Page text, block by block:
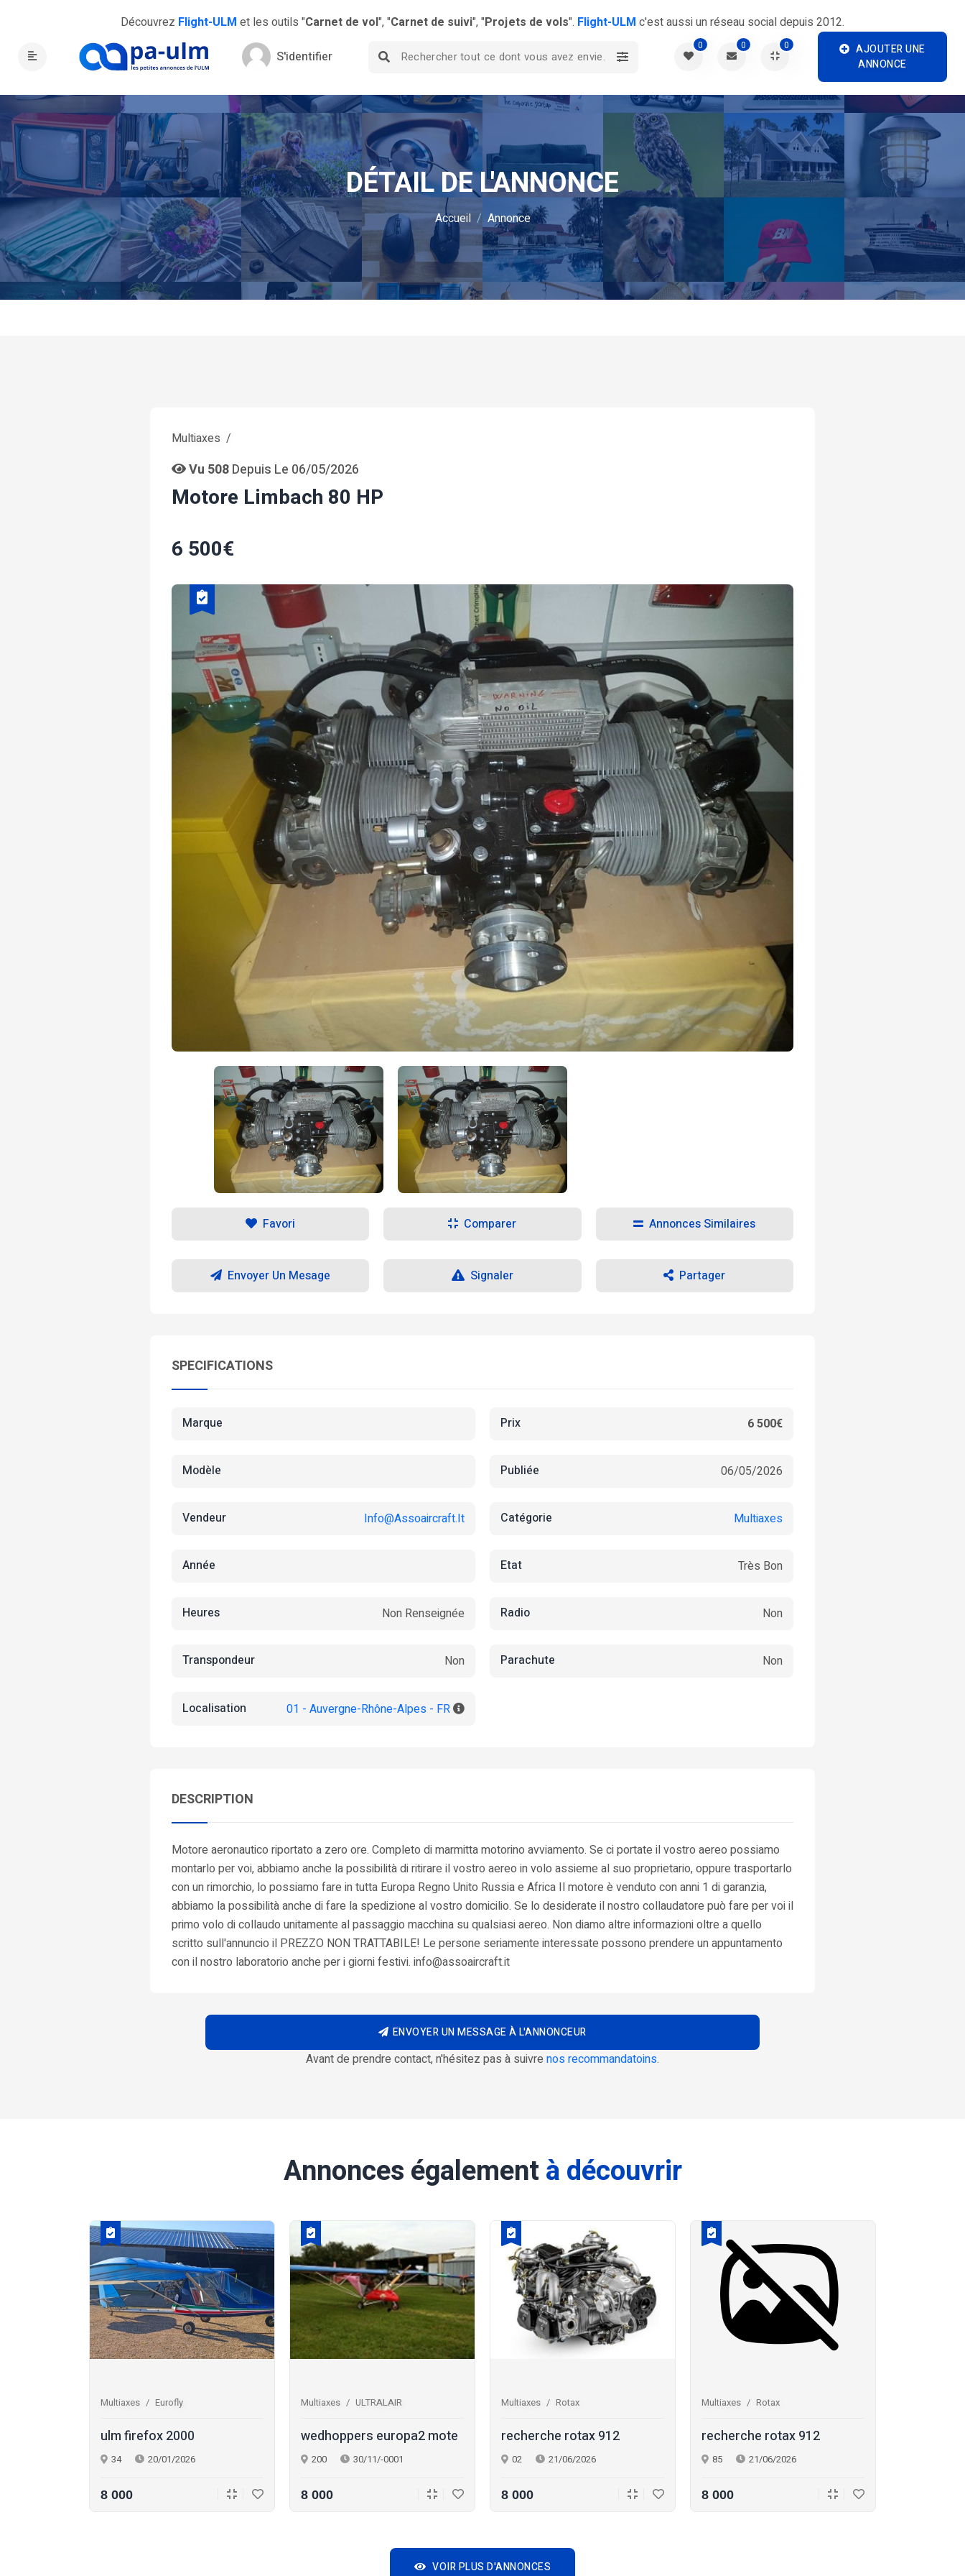
Découvrez Flight-ULM et les outils "Carnet de vol", "Carnet de suivi", "Projets de vols". Flight-ULM c'est aussi un réseau social depuis 2012.
S'identifier
0 0 0
AJOUTER UNE
ANNONCE
DÉTAIL DE L'ANNONCE
Accueil Annonce
Multiaxes
Vu 508Depuis Le 06/05/2026
Motore Limbach 80 HP
6 500€
Favori Comparer Annonces Similaires
Envoyer Un Mesage Signaler Partager
SPECIFICATIONS
Marque Prix 6 500€
Modèle Publiée 06/05/2026
Vendeur Info@assoaircraft.it Catégorie Multiaxes
Année Etat Très Bon
Heures Non Renseignée Radio Non
Transpondeur Non Parachute Non
Localisation 01 - Auvergne-Rhône-Alpes - FR
DESCRIPTION
Motore aeronautico riportato a zero ore. Completo di marmitta motorino avviamento. Se ci portate il vostro aereo possiamo
montarlo per voi, abbiamo anche la possibilità di ritirare il vostro aereo in volo assieme al suo proprietario, oppure trasportarlo
con un rimorchio, lo possiamo fare in tutta Europa Regno Unito Russia e Africa Il motore è venduto con anni 1 di garanzia,
abbiamo la possibilità anche di fare la spedizione al vostro domicilio. Se lo desiderate il nostro collaudatore può fare per voi il
primo volo di collaudo unitamente al passaggio macchina su qualsiasi aereo. Non diamo altre informazioni oltre a quello
scritto sull'annuncio il PREZZO NON TRATTABILE! Le persone seriamente interessate possono prendere un appuntamento
con il nostro laboratorio anche per i giorni festivi. info@assoaircraft.it
ENVOYER UN MESSAGE À L'ANNONCEUR
Avant de prendre contact, n'hésitez pas à suivre nos recommandatoins.
Annonces égalementà découvrir
Multiaxes Eurofly
ulm firefox 2000
34 20/01/2026
8 000
Multiaxes ULTRALAIR
wedhoppers europa2 mote
200 30/11/-0001
8 000
Multiaxes Rotax
recherche rotax 912
02 21/06/2026
8 000
Multiaxes Rotax
recherche rotax 912
85 21/06/2026
8 000
VOIR PLUS D'ANNONCES